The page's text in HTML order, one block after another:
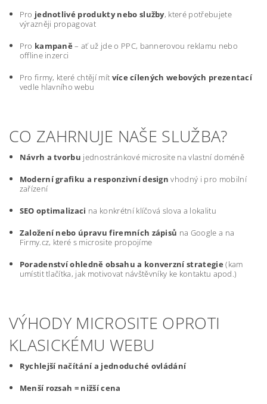
Pro jednotlivé produkty nebo služby, které potřebujete
výrazněji propagovat
Pro kampaně – ať už jde o PPC, bannerovou reklamu nebo
offline inzerci
Pro firmy, které chtějí mít více cílených webových prezentací
vedle hlavního webu
CO ZAHRNUJE NAŠE SLUŽBA?
Návrh a tvorbu jednostránkové microsite na vlastní doméně
Moderní grafiku a responzivní design vhodný i pro mobilní
zařízení
SEO optimalizaci na konkrétní klíčová slova a lokalitu
Založení nebo úpravu firemních zápisů na Google a na
Firmy.cz, které s microsite propojíme
Poradenství ohledně obsahu a konverzní strategie (kam
umístit tlačítka, jak motivovat návštěvníky ke kontaktu apod.)
VÝHODY MICROSITE OPROTI
KLASICKÉMU WEBU
Rychlejší načítání a jednoduché ovládání
Menší rozsah = nižší cena